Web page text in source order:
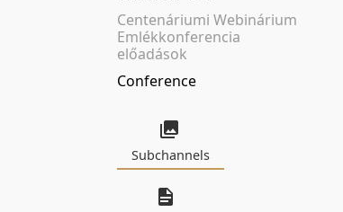
Centenáriumi Webinárium
Emlékkonferencia
előadások
Conference
Subchannels